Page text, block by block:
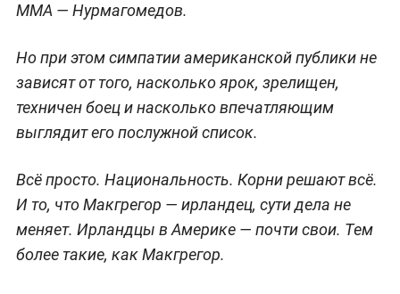
ММА — Нурмагомедов.
Но при этом симпатии американской публики не
зависят от того, насколько ярок, зрелищен,
техничен боец и насколько впечатляющим
выглядит его послужной список.
Всё просто. Национальность. Корни решают всё.
И то, что Макгрегор — ирландец, сути дела не
меняет. Ирландцы в Америке — почти свои. Тем
более такие, как Макгрегор.